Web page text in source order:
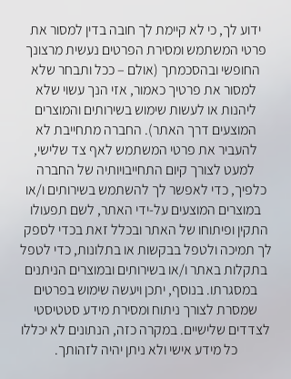
ידוע לך, כי לא קיימת לך חובה בדין למסור את
פרטי המשתמש ומסירת הפרטים נעשית מרצונך
החופשי ובהסכמתך (אולם – ככל ותבחר שלא
למסור את פרטיך כאמור, אזי הנך עשוי שלא
ליהנות או לעשות שימוש בשירותים והמוצרים
המוצעים דרך האתר). החברה מתחייבת לא
להעביר את פרטי המשתמש לאף צד שלישי,
למעט לצורך קיום התחייבויותיה של החברה
כלפיך, כדי לאפשר לך להשתמש בשירותים ו/או
במוצרים המוצעים על-ידי האתר, לשם תפעולו
התקין ופיתוחו של האתר ובכלל זאת בכדי לספק
לך תמיכה ולטפל בבקשות או בתלונות, כדי לטפל
בתקלות באתר ו/או בשירותים ובמוצרים הניתנים
במסגרתו. בנוסף, יתכן ויעשה שימוש בפרטים
שמסרת לצורך ניתוח ומסירת מידע סטטיסטי
לצדדים שלישיים. במקרה כזה, הנתונים לא יכללו
כל מידע אישי ולא ניתן יהיה לזהותך.